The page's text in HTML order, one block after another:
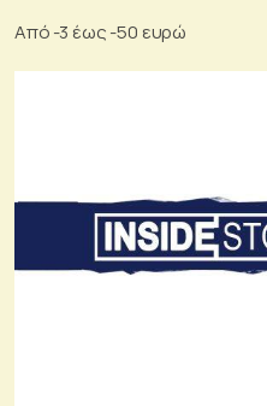
Από -3 έως -50 ευρώ